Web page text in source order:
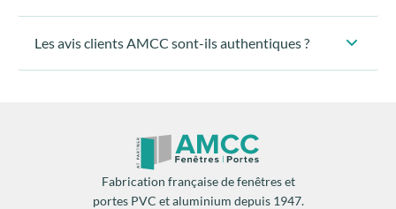
remplacement des fermetures
2 mois de chauffage par an
Les avis clients AMCC sont-ils authentiques ?
Fabrication française de fenêtres et
portes PVC et aluminium depuis 1947.